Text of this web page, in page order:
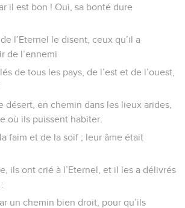
il est bon ! Oui, sa bonté dure
l’Eternel le disent, ceux qu’il a
de l’ennemi
de tous les pays, de l’est et de l’ouest,
désert, en chemin dans les lieux arides,
où ils puissent habiter.
faim et de la soif ; leur âme était
ils ont crié à l’Eternel, et il les a délivrés
un chemin bien droit, pour qu’ils